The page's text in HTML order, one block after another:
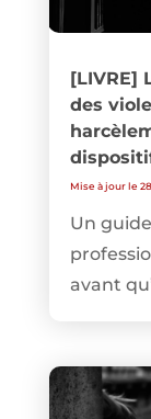
[LIVRE]
des
Mise à jour le
Un
avant